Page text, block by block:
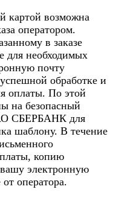
картой возможна
оператором.
в заказе
для необходимых
почту
обработке и
оплаты. По этой
на безопасный
СБЕРБАНК для
шаблону. В течение
копию
вашу электронную
оператора.